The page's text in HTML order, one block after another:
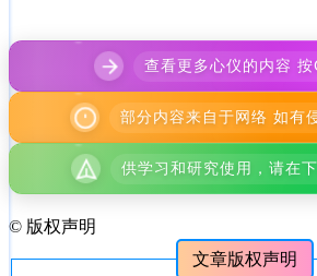
查看更多心仪的内容
部分内容来自于网络 如有
供学习和研究使用，请在
© 版权声明
文章版权声明